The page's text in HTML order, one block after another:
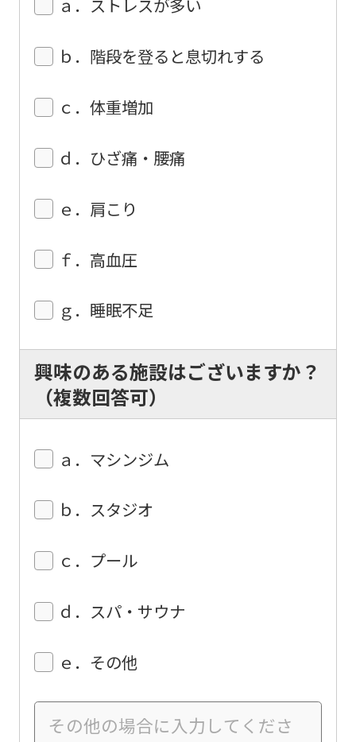
ａ．ストレスが多い
ｂ．階段を登ると息切れする
ｃ．体重増加
ｄ．ひざ痛・腰痛
ｅ．肩こり
ｆ．高血圧
ｇ．睡眠不足
興味のある施設はございますか？
（複数回答可）
ａ．マシンジム
ｂ．スタジオ
ｃ．プール
ｄ．スパ・サウナ
ｅ．その他
using
service.